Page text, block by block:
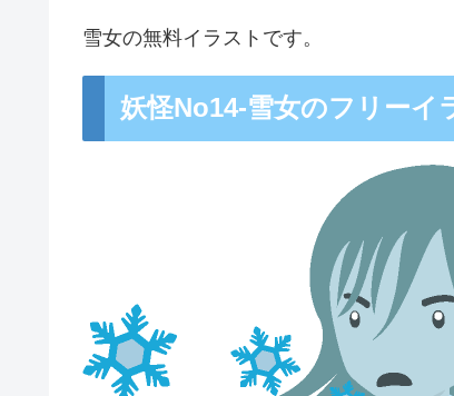
雪女の無料イラストです。
妖怪No14-雪女のフリーイ